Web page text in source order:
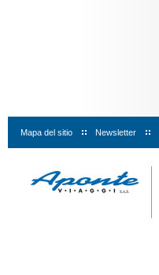
Mapa del sitio Newsletter